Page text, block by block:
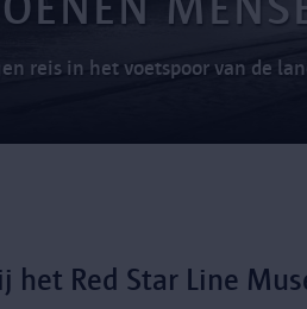
reis in het voetspoor van de
het Red Star Line